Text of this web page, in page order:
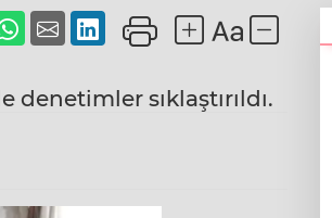
sıklaştırıldı.